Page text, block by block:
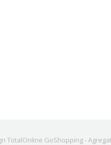
TotalOnline GoShopping -